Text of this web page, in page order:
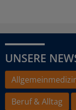
UNSERE
Beruf & Alltag